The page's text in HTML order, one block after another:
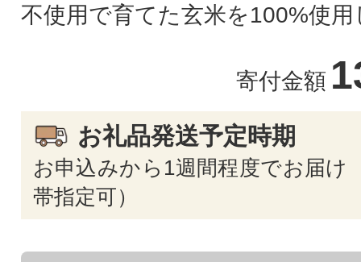
不使用で育てた玄米を100%使
寄付金額
お礼品発送予定時期
お申込みから1週間程度でお届け
帯指定可）